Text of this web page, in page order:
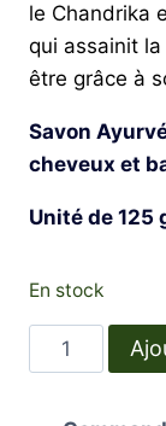
le Chandrika
qui assainit
être grâce à
Savon
cheveux et
Unité de 125
En stock
quantité
de